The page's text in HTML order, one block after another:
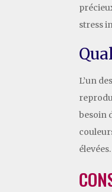
stress
L’un
besoin
élevées.